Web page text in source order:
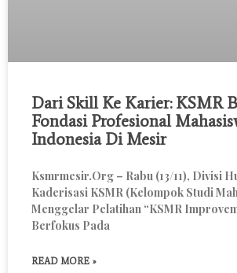
Dari Skill Ke Karier: KSMR
Fondasi Profesional
Indonesia Di Mesir
Ksmrmesir.org – Rabu (13/11), Divisi
Kaderisasi KSMR (Kelompok Studi
Menggelar Pelatihan “KSMR
Berfokus Pada
READ MORE »